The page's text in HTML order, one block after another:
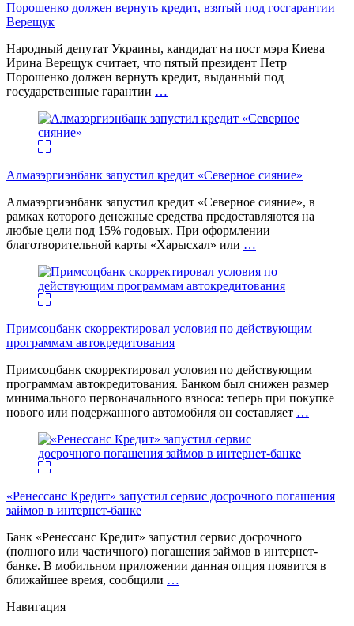
Порошенко должен вернуть кредит, взятый под госгарантии –
Верещук
Народный депутат Украины, кандидат на пост мэра Киева
Ирина Верещук считает, что пятый президент Петр
Порошенко должен вернуть кредит, выданный под
государственные гарантии …
Алмазэргиэнбанк запустил кредит «Северное сияние»
Алмазэргиэнбанк запустил кредит «Северное сияние», в
рамках которого денежные средства предоставляются на
любые цели под 15% годовых. При оформлении
благотворительной карты «Харысхал» или …
Примсоцбанк скорректировал условия по действующим
программам автокредитования
Примсоцбанк скорректировал условия по действующим
программам автокредитования. Банком был снижен размер
минимального первоначального взноса: теперь при покупке
нового или подержанного автомобиля он составляет …
«Ренессанс Кредит» запустил сервис досрочного погашения
займов в интернет-банке
Банк «Ренессанс Кредит» запустил сервис досрочного
(полного или частичного) погашения займов в интернет-
банке. В мобильном приложении данная опция появится в
ближайшее время, сообщили …
Навигация